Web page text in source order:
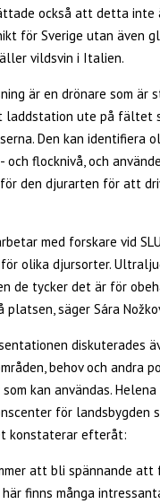
också att detta inte
för Sverige utan även
vildsvin i Italien.
är en drönare som är
ute på fältet
Den kan identifiera
och flocknivå, och
den djurarten för att
med forskare vid
olika djursorter.
de tycker det är för
platsen, säger Sára
diskuterades
behov och andra
kan användas.
för landsbygden
konstaterar efteråt:
att bli spännande
finns många